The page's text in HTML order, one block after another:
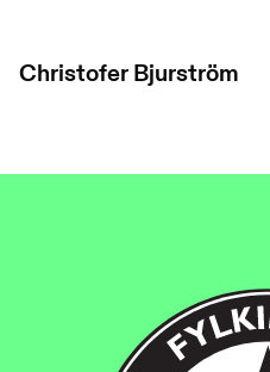
Christofer Bjurström